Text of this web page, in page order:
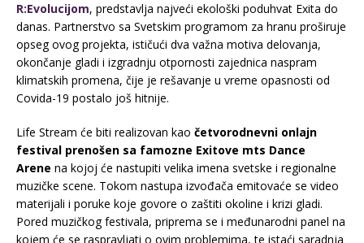
R:Evolucijom, predstavlja najveći ekološki poduhvat Exita do
danas. Partnerstvo sa Svetskim programom za hranu proširuje
opseg ovog projekta, ističući dva važna motiva delovanja,
okončanje gladi i izgradnju otpornosti zajednica naspram
klimatskih promena, čije je rešavanje u vreme opasnosti od
Covida-19 postalo još hitnije.
Life Stream će biti realizovan kao četvorodnevni onlajn
festival prenošen sa famozne Exitove mts Dance
Arene na kojoj će nastupiti velika imena svetske i regionalne
muzičke scene. Tokom nastupa izvođača emitovaće se video
materijali i poruke koje govore o zaštiti okoline i krizi gladi.
Pored muzičkog festivala, priprema se i međunarodni panel na
kojem će se raspravljati o ovim problemima, te istaći saradnja